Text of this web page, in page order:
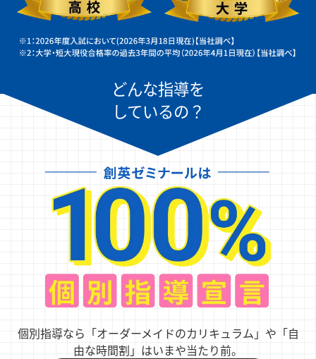
どんな指導を
しているの？
個別指導なら「オーダーメイドのカリキュラム」や「自
由な時間割」はいまや当たり前。